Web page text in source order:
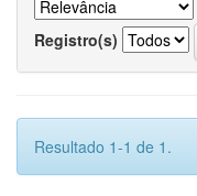
Registro(s)
Resultado 1-1 de 1.